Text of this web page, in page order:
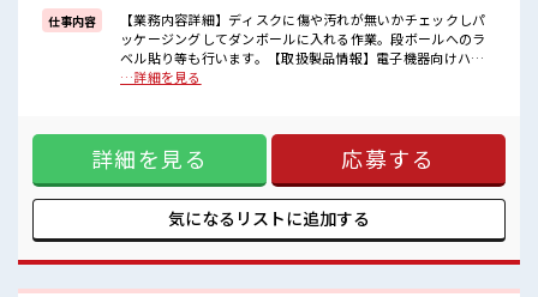
一息つける休憩スペースもあります！
職場にはロッカー完備！
私物の置きすぎには注意が必要ですね★
程よく残業あり！
仕事内容
【業務内容詳細】ディスクに傷や汚れが無いかチェックしパ
ッケージングしてダンボールに入れる作業。段ボールへのラ
ベル貼り等も行います。【取扱製品情報】電子機器向けハー
ドディスク、基板 ■お仕事PR ≪適度な残業でお給料UP≫ 残
方も大カンゲイ≫ 新しいことにチャレンジするのは不安だけ
ど、 しっかり働く環境が整っています！ イチからスキルUP・
ステップUP目指していきましょう！ ≪収入アップを目指せる
≫ 高時給だらけの派遣のお仕事です！ ■職場の雰囲気 一息つ
ける休憩スペースもあります！ 職場にはロッカー完備！ 私物
の置きすぎには注意が必要ですね★ 程よく残業あり！
…詳細を見る
詳細を見る 応募する
気になるリストに追加する